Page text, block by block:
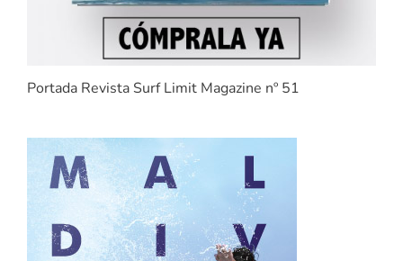
Portada Revista Surf Limit Magazine nº 51